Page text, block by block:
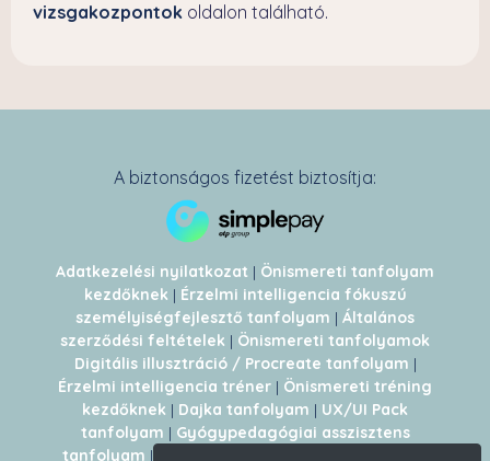
vizsgakozpontok oldalon található.
A biztonságos fizetést biztosítja:
Adatkezelési nyilatkozat | Önismereti tanfolyam
kezdőknek | Érzelmi intelligencia fókuszú
személyiségfejlesztő tanfolyam | Általános
szerződési feltételek | Önismereti tanfolyamok
Digitális illusztráció / Procreate tanfolyam |
Érzelmi intelligencia tréner | Önismereti tréning
kezdőknek | Dajka tanfolyam | UX/UI Pack
tanfolyam | Gyógypedagógiai asszisztens
tanfolyam |